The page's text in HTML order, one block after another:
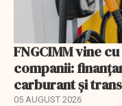
FNGCIMM vine
companii:
carburant și
05 AUGUST 2026